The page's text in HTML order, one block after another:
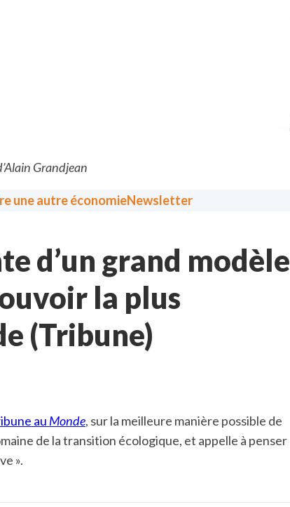
Grandjean
une autre économieNewsletter
d’un grand modèle
la plus
(Tribune)
au Monde, sur la meilleure manière possible de
de la transition écologique, et appelle à penser
».